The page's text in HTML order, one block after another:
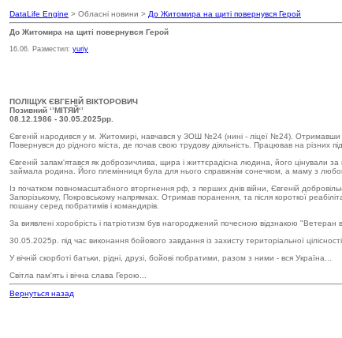
DataLife Engine > Обласні новини > До Житомира на щиті повернувся Герой
До Житомира на щиті повернувся Герой
16.06. Разместил: yuriy
ПОЛІЩУК ЄВГЕНІЙ ВІКТОРОВИЧ
Позивний ‘’МІТЯЙ‘’
08.12.1986 - 30.05.2025рр.
Євгеній народився у м. Житомирі, навчався у ЗОШ №24 (нині - ліцеї №24). Отримавши
Повернувся до рідного міста, де почав свою трудову діяльність. Працював на різних
Євгеній запам'ятався як доброзичлива, щира і життєрадісна людина, його цінували
займала родина. Його племінниця була для нього справжнім сонечком, а маму з
Із початком повномасштабного вторгнення рф, з перших днів війни, Євгеній
Запорізькому, Покровському напрямках. Отримав поранення, та після короткої
пошану серед побратимів і командирів.
За виявлені хоробрість і патріотизм був нагороджений почесною відзнакою
30.05.2025р. під час виконання бойового завдання із захисту територіальної
У вічній скорботі батьки, рідні, друзі, бойові побратими, разом з ними - вся Україна...
Світла пам'ять і вічна слава Герою...
Вернуться назад